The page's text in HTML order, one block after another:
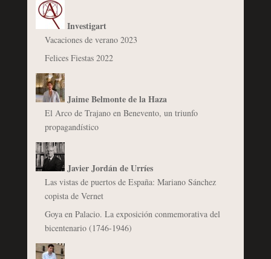
Investigart
Vacaciones de verano 2023
Felices Fiestas 2022
Jaime Belmonte de la Haza
El Arco de Trajano en Benevento, un triunfo
propagandístico
Javier Jordán de Urríes
Las vistas de puertos de España: Mariano Sánchez
copista de Vernet
Goya en Palacio. La exposición conmemorativa del
bicentenario (1746-1946)